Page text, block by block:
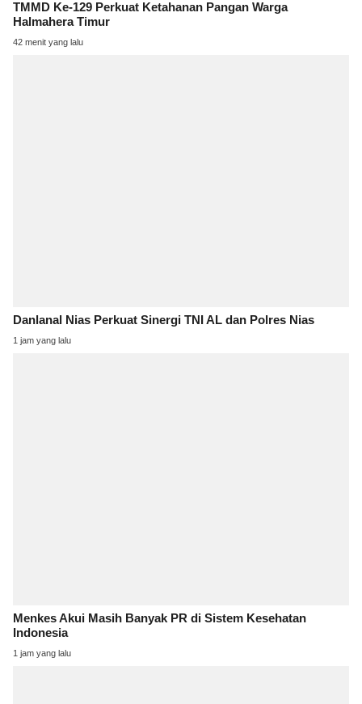
TMMD Ke-129 Perkuat Ketahanan Pangan Warga
Halmahera Timur
42 menit yang lalu
Danlanal Nias Perkuat Sinergi TNI AL dan Polres Nias
1 jam yang lalu
Menkes Akui Masih Banyak PR di Sistem Kesehatan
Indonesia
1 jam yang lalu